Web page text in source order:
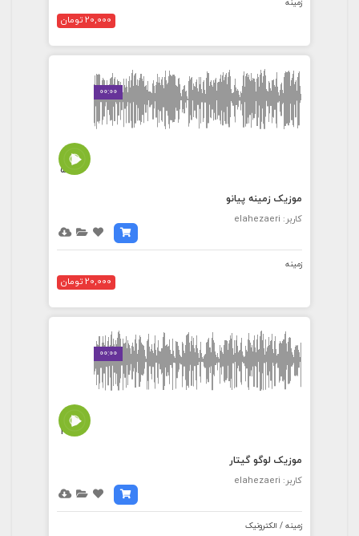
زمینه
20,000 تومان
00:00
5:01
موزیک زمینه پیانو
کاربر: elahezaeri
زمینه
20,000 تومان
00:00
2:24
موزیک لوگو گیتار
کاربر: elahezaeri
زمینه / الکترونیک